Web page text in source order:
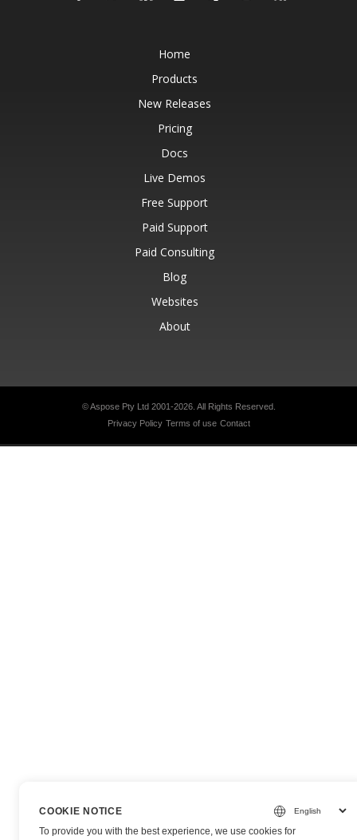
Home
Products
New Releases
Pricing
Docs
Live Demos
Free Support
Paid Support
Paid Consulting
Blog
Websites
About
© Aspose Pty Ltd 2001-2026. All Rights Reserved.
Privacy Policy Terms of use Contact
COOKIE NOTICE
To provide you with the best experience, we use cookies for